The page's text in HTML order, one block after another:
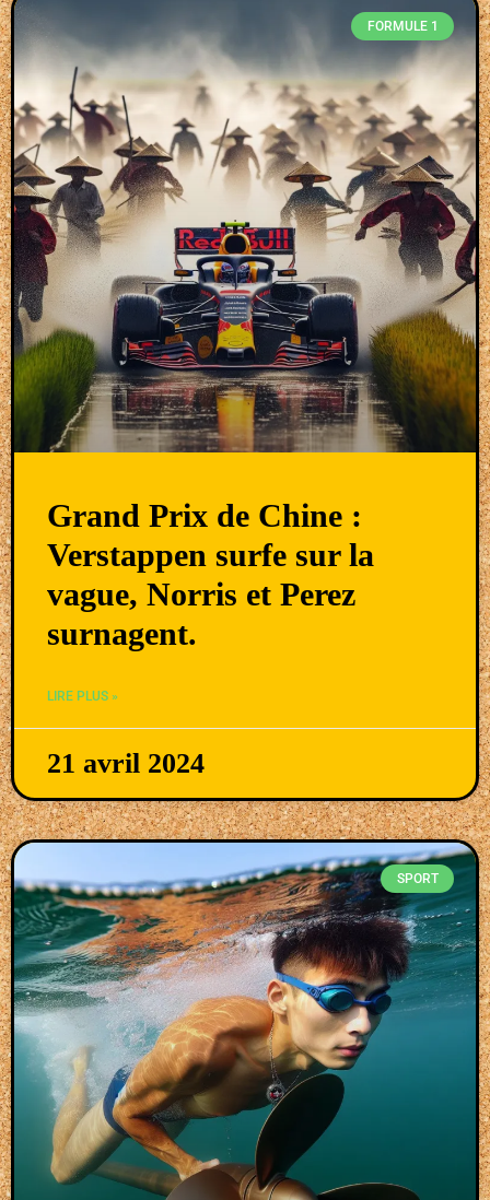
FORMULE 1
Grand Prix de Chine :
Verstappen surfe sur la
vague, Norris et Perez
surnagent.
LIRE PLUS »
21 avril 2024
SPORT